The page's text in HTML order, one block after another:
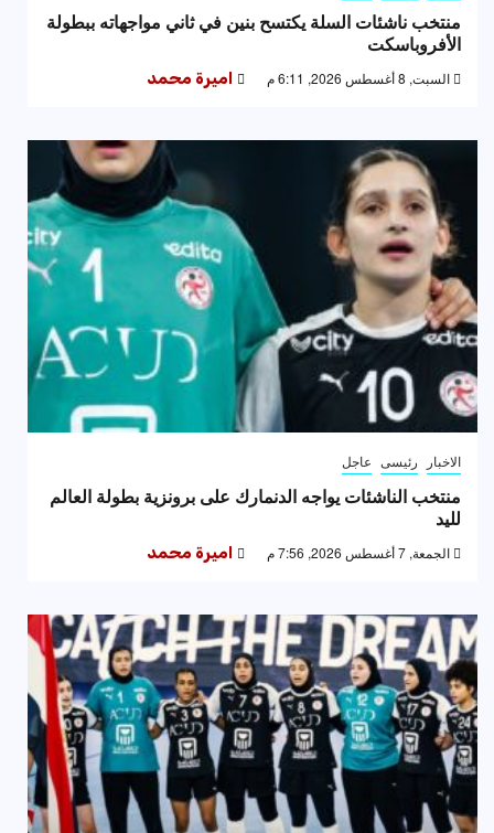
منتخب ناشئات السلة يكتسح بنين في ثاني مواجهاته ببطولة
الأفروباسكت
السبت, 8 أغسطس 2026, 6:11 م اميرة محمد
الاخبار رئيسى عاجل
منتخب الناشئات يواجه الدنمارك على برونزية بطولة العالم
لليد
الجمعة, 7 أغسطس 2026, 7:56 م اميرة محمد